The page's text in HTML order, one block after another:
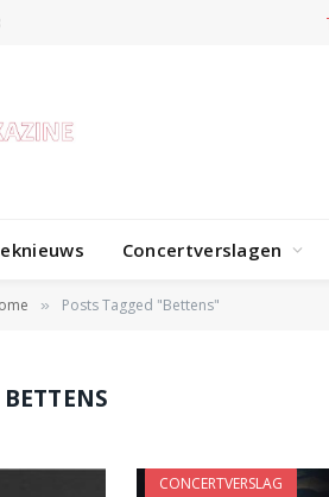
Concertverslagen
» Posts Tagged "Bettens"
BETTENS
CONCERTVERSLAG